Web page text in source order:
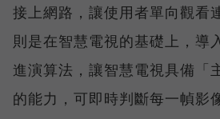
接上網路，讓使用者單向觀看
則是在智慧電視的基礎上，導
進演算法，讓智慧電視具備「
的能力，可即時判斷每一幀影